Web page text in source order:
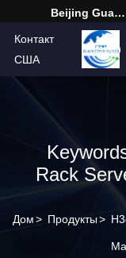
Beijing Guangtian Runze Technology Co., Ltd.
Контакт
США
Russian
Rack
Дом> Продукты>